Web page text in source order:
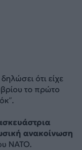
ότι είχε
το πρώτο
ανακοίνωση
ΝΑΤΟ.